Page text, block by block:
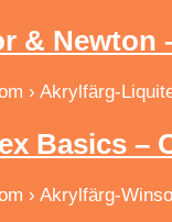
& Newton
› Akrylfärg-
Basics –
› Akrylfärg-